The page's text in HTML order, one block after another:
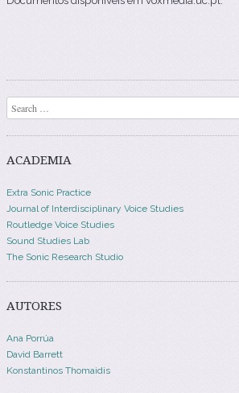
Search
ACADEMIA
Extra Sonic Practice
Journal of Interdisciplinary Voice Studies
Routledge Voice Studies
Sound Studies Lab
The Sonic Research Studio
AUTORES
Ana Porrúa
David Barrett
Konstantinos Thomaidis